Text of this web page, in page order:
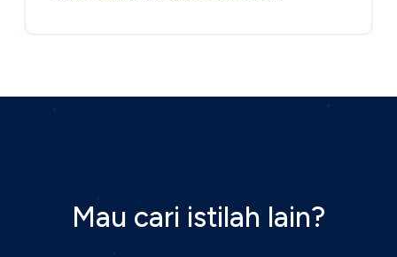
Mau cari istilah lain?